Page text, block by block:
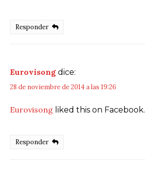
Responder
Eurovisong dice:
28 de noviembre de 2014 a las 19:26
Eurovisong liked this on Facebook.
Responder